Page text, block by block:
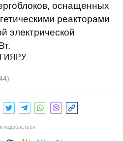
оснащенных
реакторами
электрической
ГИЯРУ
подобається